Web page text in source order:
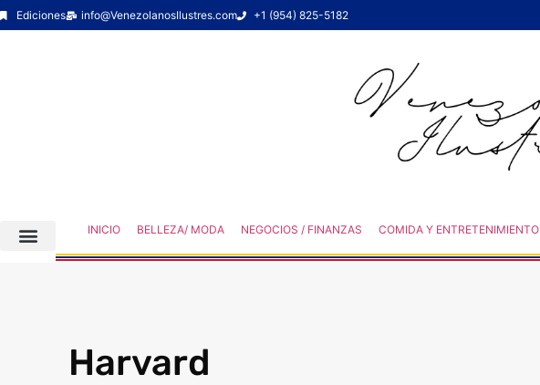
Ediciones info@VenezolanosIlustres.com +1 (954) 825-5182
INICIO BELLEZA/ MODA NEGOCIOS / FINANZAS COMIDA Y ENTRETENIMIENTO
Harvard